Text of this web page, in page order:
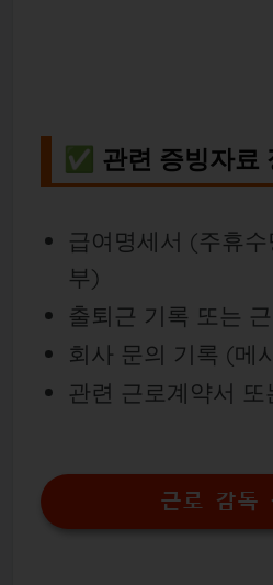
✅ 관련 증빙자료
급여명세서 (주휴
부)
출퇴근 기록 또는
회사 문의 기록 (메
관련 근로계약서
근로 감독